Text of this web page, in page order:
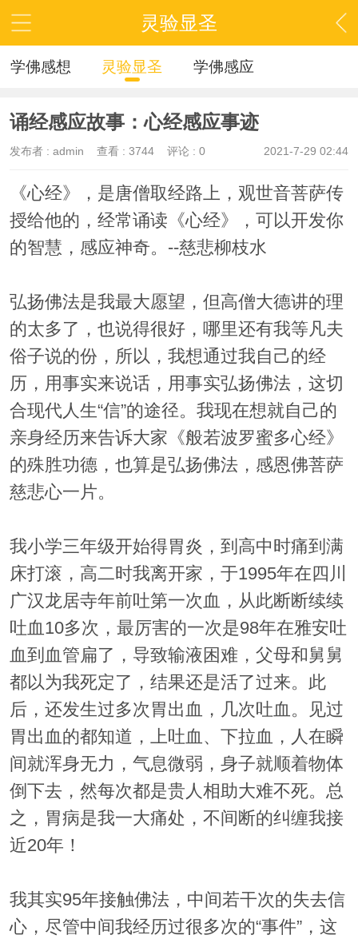
灵验显圣
学佛感想 灵验显圣 学佛感应
诵经感应故事：心经感应事迹
2021-7-29 02:44
发布者 : admin 查看 : 3744 评论 : 0
《心经》，是唐僧取经路上，观世音菩萨传
授给他的，经常诵读《心经》，可以开发你
的智慧，感应神奇。--慈悲柳枝水
弘扬佛法是我最大愿望，但高僧大德讲的理
的太多了，也说得很好，哪里还有我等凡夫
俗子说的份，所以，我想通过我自己的经
历，用事实来说话，用事实弘扬佛法，这切
合现代人生“信”的途径。我现在想就自己的
亲身经历来告诉大家《般若波罗蜜多心经》
的殊胜功德，也算是弘扬佛法，感恩佛菩萨
慈悲心一片。
我小学三年级开始得胃炎，到高中时痛到满
床打滚，高二时我离开家，于1995年在四川
广汉龙居寺年前吐第一次血，从此断断续续
吐血10多次，最厉害的一次是98年在雅安吐
血到血管扁了，导致输液困难，父母和舅舅
都以为我死定了，结果还是活了过来。此
后，还发生过多次胃出血，几次吐血。见过
胃出血的都知道，上吐血、下拉血，人在瞬
间就浑身无力，气息微弱，身子就顺着物体
倒下去，然每次都是贵人相助大难不死。总
之，胃病是我一大痛处，不间断的纠缠我接
近20年！
我其实95年接触佛法，中间若干次的失去信
心，尽管中间我经历过很多次的“事件”，这